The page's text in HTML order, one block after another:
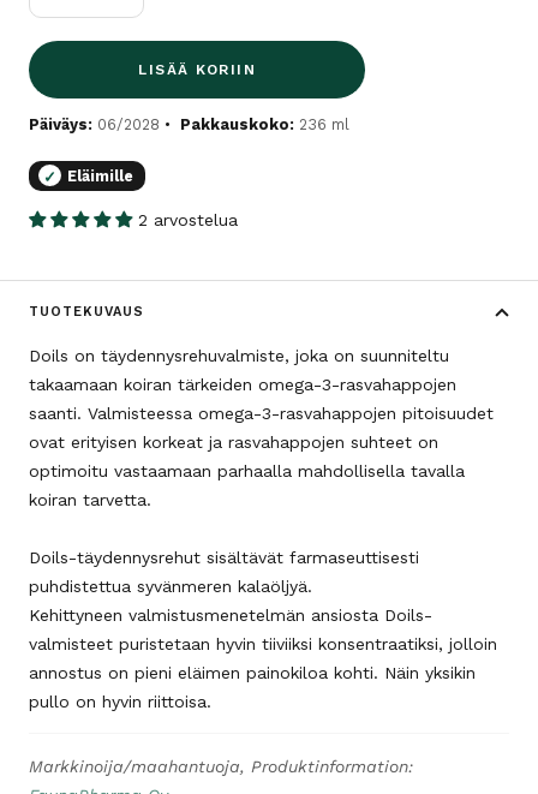
LISÄÄ KORIIN
Päiväys: 06/2028 Pakkauskoko: 236 ml
✓ Eläimille
2 arvostelua
TUOTEKUVAUS
Doils on täydennysrehuvalmiste, joka on suunniteltu
takaamaan koiran tärkeiden omega-3-rasvahappojen
saanti. Valmisteessa omega-3-rasvahappojen pitoisuudet
ovat erityisen korkeat ja rasvahappojen suhteet on
optimoitu vastaamaan parhaalla mahdollisella tavalla
koiran tarvetta.
Doils-täydennysrehut sisältävät farmaseuttisesti
puhdistettua syvänmeren kalaöljyä.
Kehittyneen valmistusmenetelmän ansiosta Doils-
valmisteet puristetaan hyvin tiiviiksi konsentraatiksi, jolloin
annostus on pieni eläimen painokiloa kohti. Näin yksikin
pullo on hyvin riittoisa.
Markkinoija/maahantuoja, Produktinformation: